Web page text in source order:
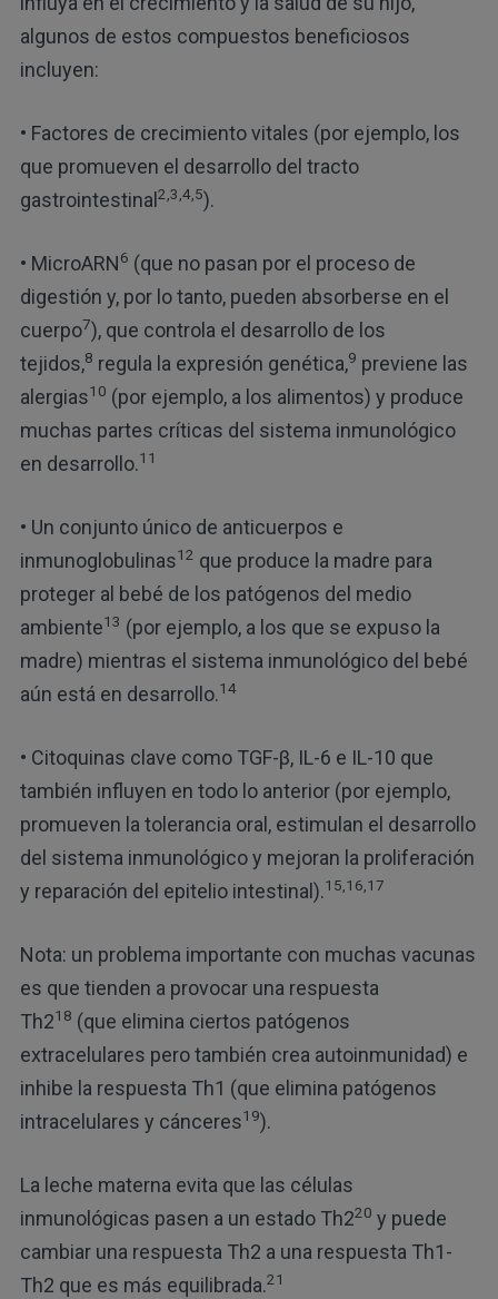
algunos de estos compuestos beneficiosos
incluyen:
• Factores de crecimiento vitales (por ejemplo, los
que promueven el desarrollo del tracto
gastrointestinal 2,3,4,5).
• MicroARN6 (que no pasan por el proceso de
digestión y, por lo tanto, pueden absorberse en el
cuerpo7), que controla el desarrollo de los
tejidos,8 regula la expresión genética,9 previene las
alergias10 (por ejemplo, a los alimentos) y produce
muchas partes críticas del sistema inmunológico
en desarrollo.11
• Un conjunto único de anticuerpos e
inmunoglobulinas12 que produce la madre para
proteger al bebé de los patógenos del medio
ambiente13 (por ejemplo, a los que se expuso la
madre) mientras el sistema inmunológico del bebé
aún está en desarrollo.14
• Citoquinas clave como TGF-β, IL-6 e IL-10 que
también influyen en todo lo anterior (por ejemplo,
promueven la tolerancia oral, estimulan el desarrollo
del sistema inmunológico y mejoran la proliferación
y reparación del epitelio intestinal).15,16,17
Nota: un problema importante con muchas vacunas
es que tienden a provocar una respuesta
Th218 (que elimina ciertos patógenos
extracelulares pero también crea autoinmunidad) e
inhibe la respuesta Th1 (que elimina patógenos
intracelulares y cánceres19).
La leche materna evita que las células
inmunológicas pasen a un estado Th220 y puede
cambiar una respuesta Th2 a una respuesta Th1-
Th2 que es más equilibrada.21